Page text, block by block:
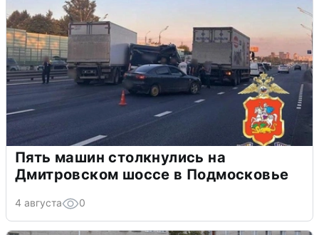
Пять машин столкнулись на
Дмитровском шоссе в Подмосковье
4 августа 0